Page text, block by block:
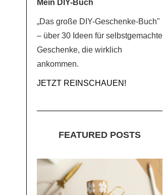
Mein DIY-Buch
„Das große DIY-Geschenke-Buch"
– über 30 Ideen für selbstgemachte
Geschenke, die wirklich
ankommen.
JETZT REINSCHAUEN!
FEATURED POSTS